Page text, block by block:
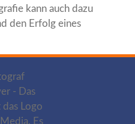
kann auch dazu
den Erfolg eines